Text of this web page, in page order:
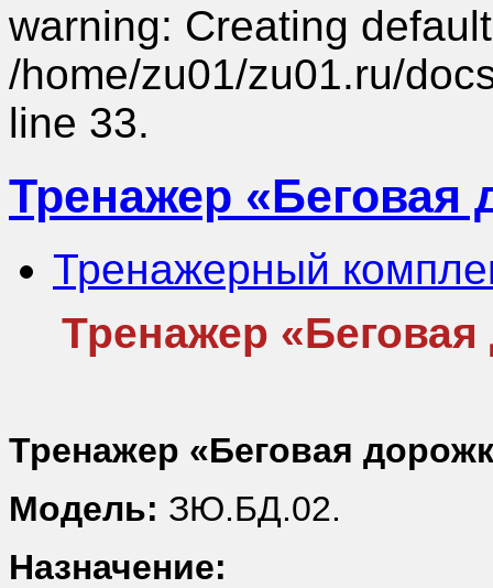
warning: Creating
/home/zu01/zu01.ru/
line 33.
Тренажер «Беговая
Тренажерный
Тренажер
Тренажер «Беговая
Модель: ЗЮ.БД.02.
Назначение: